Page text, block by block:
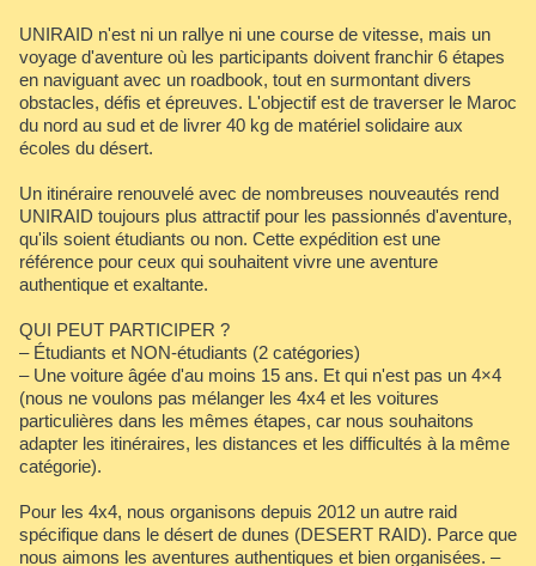
UNIRAID n'est ni un rallye ni une course de vitesse, mais un
voyage d'aventure où les participants doivent franchir 6 étapes
en naviguant avec un roadbook, tout en surmontant divers
obstacles, défis et épreuves. L'objectif est de traverser le Maroc
du nord au sud et de livrer 40 kg de matériel solidaire aux
écoles du désert.
Un itinéraire renouvelé avec de nombreuses nouveautés rend
UNIRAID toujours plus attractif pour les passionnés d'aventure,
qu'ils soient étudiants ou non. Cette expédition est une
référence pour ceux qui souhaitent vivre une aventure
authentique et exaltante.
QUI PEUT PARTICIPER ?
– Étudiants et NON-étudiants (2 catégories)
– Une voiture âgée d'au moins 15 ans. Et qui n'est pas un 4×4
(nous ne voulons pas mélanger les 4x4 et les voitures
particulières dans les mêmes étapes, car nous souhaitons
adapter les itinéraires, les distances et les difficultés à la même
catégorie).
Pour les 4x4, nous organisons depuis 2012 un autre raid
spécifique dans le désert de dunes (DESERT RAID). Parce que
nous aimons les aventures authentiques et bien organisées. –